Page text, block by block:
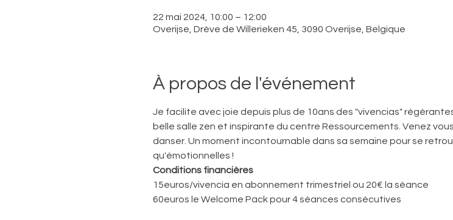
22 mai 2024, 10:00 – 12:00
Overijse, Drève de Willerieken 45, 3090 Overijse, Belgique
À propos de l'événement
Je facilite avec joie depuis plus de 10ans des "vivencias"
belle salle zen et inspirante du centre Ressourcements. Venez
danser. Un moment incontournable dans sa semaine pour se
qu'émotionnelles !
Conditions financières
15euros/vivencia en abonnement trimestriel ou 20€ la séance
60euros le Welcome Pack pour 4 séances consécutives